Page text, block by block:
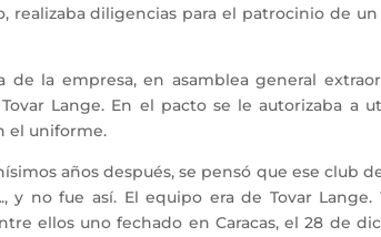
realizaba diligencias para el patrocinio de
la empresa, en asamblea general
Lange. En el pacto se le autorizaba a
el uniforme.
años después, se pensó que ese club
y no fue así. El equipo era de Tovar Lange.
ellos uno fechado en Caracas, el 28 de